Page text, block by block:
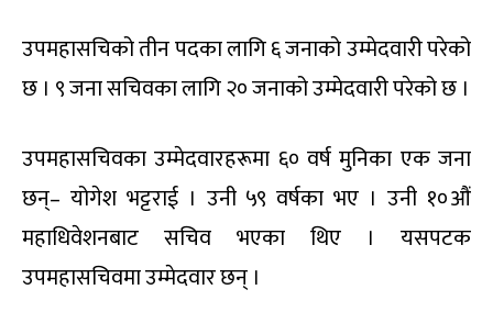
उपमहासचिको तीन पदका लागि ६ जनाको उम्मेदवारी परेको
छ । ९ जना सचिवका लागि २० जनाको उम्मेदवारी परेको छ ।
उपमहासचिवका उम्मेदवारहरूमा ६० वर्ष मुनिका एक जना
छन्– योगेश भट्टराई । उनी ५९ वर्षका भए । उनी १०औं
महाधिवेशनबाट सचिव भएका थिए । यसपटक
उपमहासचिवमा उम्मेदवार छन् ।